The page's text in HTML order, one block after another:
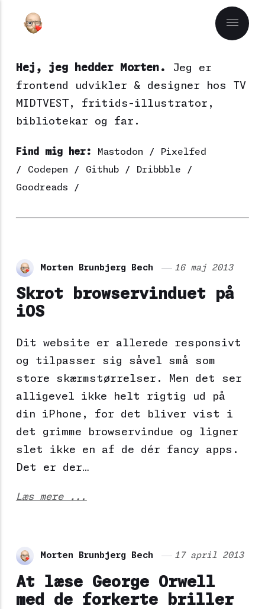
Hej, jeg hedder Morten.
Jeg er
frontend udvikler & designer hos TV
MIDTVEST, fritids-illustrator,
bibliotekar og far.
Find mig her: Mastodon /
Pixelfed
/ Codepen / Github/ Dribbble /
Goodreads /
Morten Brunbjerg Bech 16 maj 2013
Skrot browservinduet på
iOS
Dit website er allerede responsivt
og tilpasser sig såvel små som
store skærmstørrelser. Men det ser
alligevel ikke helt rigtig ud på
din iPhone, for det bliver vist i
det grimme browservindue og ligner
slet ikke en af de dér fancy apps.
Det er der…
Læs mere ...
Morten Brunbjerg Bech 17 april 2013
At læse George Orwell
med de forkerte briller